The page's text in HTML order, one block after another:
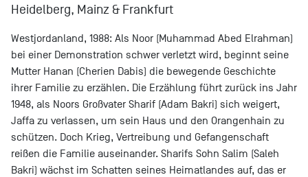
Heidelberg, Mainz & Frankfurt
Westjordanland, 1988: Als Noor (Muhammad Abed Elrahman)
bei einer Demonstration schwer verletzt wird, beginnt seine
Mutter Hanan (Cherien Dabis) die bewegende Geschichte
ihrer Familie zu erzählen. Die Erzählung führt zurück ins Jahr
1948, als Noors Großvater Sharif (Adam Bakri) sich weigert,
Jaffa zu verlassen, um sein Haus und den Orangenhain zu
schützen. Doch Krieg, Vertreibung und Gefangenschaft
reißen die Familie auseinander. Sharifs Sohn Salim (Saleh
Bakri) wächst im Schatten seines Heimatlandes auf, das er